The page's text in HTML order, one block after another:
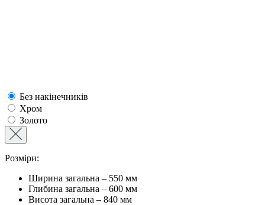
Без накінечників
Хром
Золото
Розміри:
Ширина загальна – 550 мм
Глибина загальна – 600 мм
Висота загальна – 840 мм